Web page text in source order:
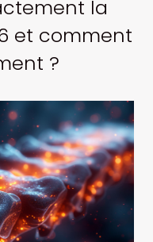
la
et comment
?